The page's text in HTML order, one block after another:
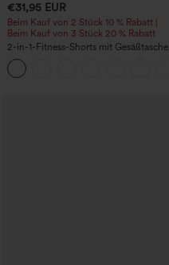
€31,95 EUR
Beim Kauf von 2 Stück 10 % Rabatt |
Beim Kauf von 3 Stück 20 % Rabatt
2-in-1-Fitness-Shorts mit Gesäßtasche
und seitlicher versteckter Tasche 6,3 cm